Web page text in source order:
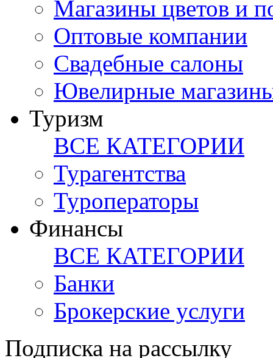
Магазины цветов и
Оптовые компании
Свадебные салоны
Ювелирные
Туризм
ВСЕ КАТЕГОРИИ
Турагентства
Туроператоры
Финансы
ВСЕ КАТЕГОРИИ
Банки
Брокерские услуги
Подписка на рассылку